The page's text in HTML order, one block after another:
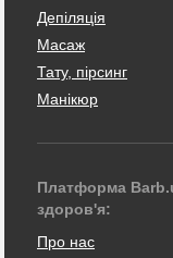
Депіляція
Масаж
Тату, пірсинг
Манікюр
Платформа
здоров'я:
Про нас